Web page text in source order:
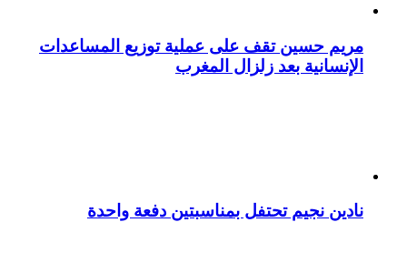
مريم حسين تقف على عملية توزيع المساعدات
الإنسانية بعد زلزال المغرب
نادين نجيم تحتفل بمناسبتين دفعة واحدة